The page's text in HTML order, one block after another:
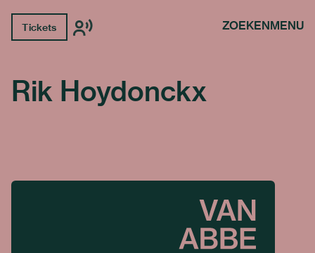
Tickets ZOEKENMENU
Rik Hoydonckx